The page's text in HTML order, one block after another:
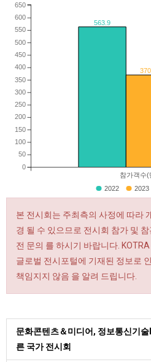
563.9
참가객수(
0
50
100
150
200
250
300
350
400
450
500
550
600
650
2022 2023
본 전시회는 주최측의 사정에 따라
경 될 수 있으므로 전시회 참가 및
전 문의 를 하시기 바랍니다.
글로벌 전시포털에 기재된 정보로
책임지지 않음 을 알려 드립니다.
문화콘텐츠＆미디어, 정보통신기
른 국가 전시회